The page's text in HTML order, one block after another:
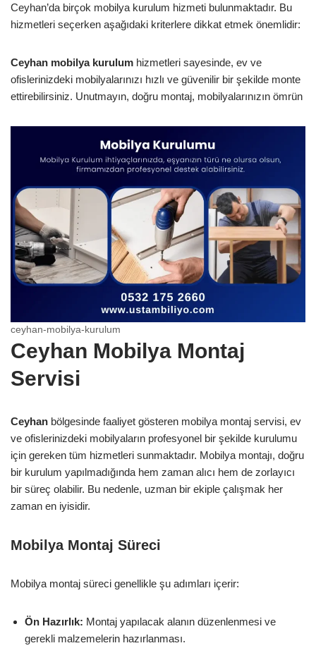
Ceyhan’da birçok mobilya kurulum hizmeti bulunmaktadır. Bu
hizmetleri seçerken aşağıdaki kriterlere dikkat etmek önemlidir:
Ceyhan mobilya kurulum hizmetleri sayesinde, ev ve
ofislerinizdeki mobilyalarınızı hızlı ve güvenilir bir şekilde monte
ettirebilirsiniz. Unutmayın, doğru montaj, mobilyalarınızın ömrün
ceyhan-mobilya-kurulum
Ceyhan Mobilya Montaj
Servisi
Ceyhan bölgesinde faaliyet gösteren mobilya montaj servisi, ev
ve ofislerinizdeki mobilyaların profesyonel bir şekilde kurulumu
için gereken tüm hizmetleri sunmaktadır. Mobilya montajı, doğru
bir kurulum yapılmadığında hem zaman alıcı hem de zorlayıcı
bir süreç olabilir. Bu nedenle, uzman bir ekiple çalışmak her
zaman en iyisidir.
Mobilya Montaj Süreci
Mobilya montaj süreci genellikle şu adımları içerir:
Ön Hazırlık: Montaj yapılacak alanın düzenlenmesi ve
gerekli malzemelerin hazırlanması.